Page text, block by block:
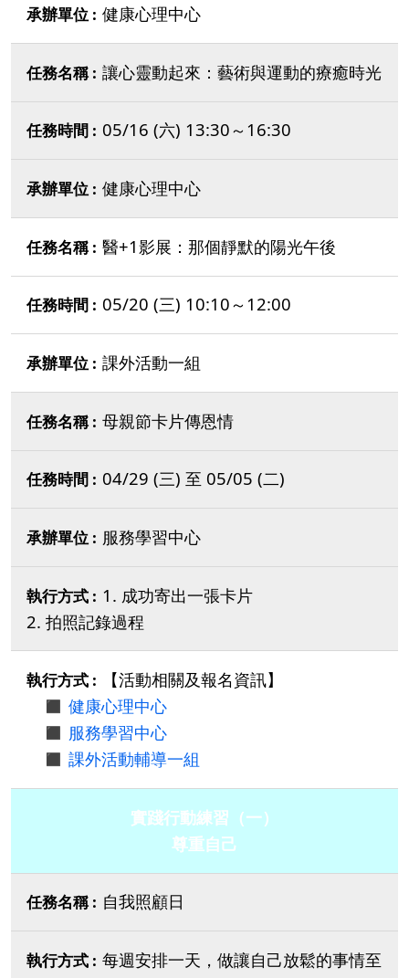
健康心理中心
讓心靈動起來：藝術與運動的療癒時光
05/16 (六) 13:30～16:30
健康心理中心
醫+1影展：那個靜默的陽光午後
05/20 (三) 10:10～12:00
課外活動一組
母親節卡片傳恩情
04/29 (三) 至 05/05 (二)
服務學習中心
1. 成功寄出一張卡片
2. 拍照記錄過程
【活動相關及報名資訊】
◼️ 健康心理中心
◼️ 服務學習中心
◼️ 課外活動輔導一組
實踐行動練習（一）
尊重自己
自我照顧日
每週安排一天，做讓自己放鬆的事情至